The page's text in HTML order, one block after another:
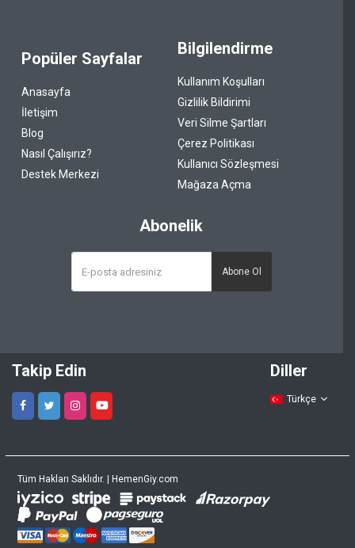
Popüler Sayfalar
Anasayfa
İletişim
Blog
Nasıl Çalışırız?
Destek Merkezi
Bilgilendirme
Kullanım Koşulları
Gizlilik Bildirimi
Veri Silme Şartları
Çerez Politikası
Kullanıcı Sözleşmesi
Mağaza Açma
Abonelik
Abone Ol
Takip Edin Diller
Türkçe
Tüm Hakları Saklıdır. | HemenGiy.com